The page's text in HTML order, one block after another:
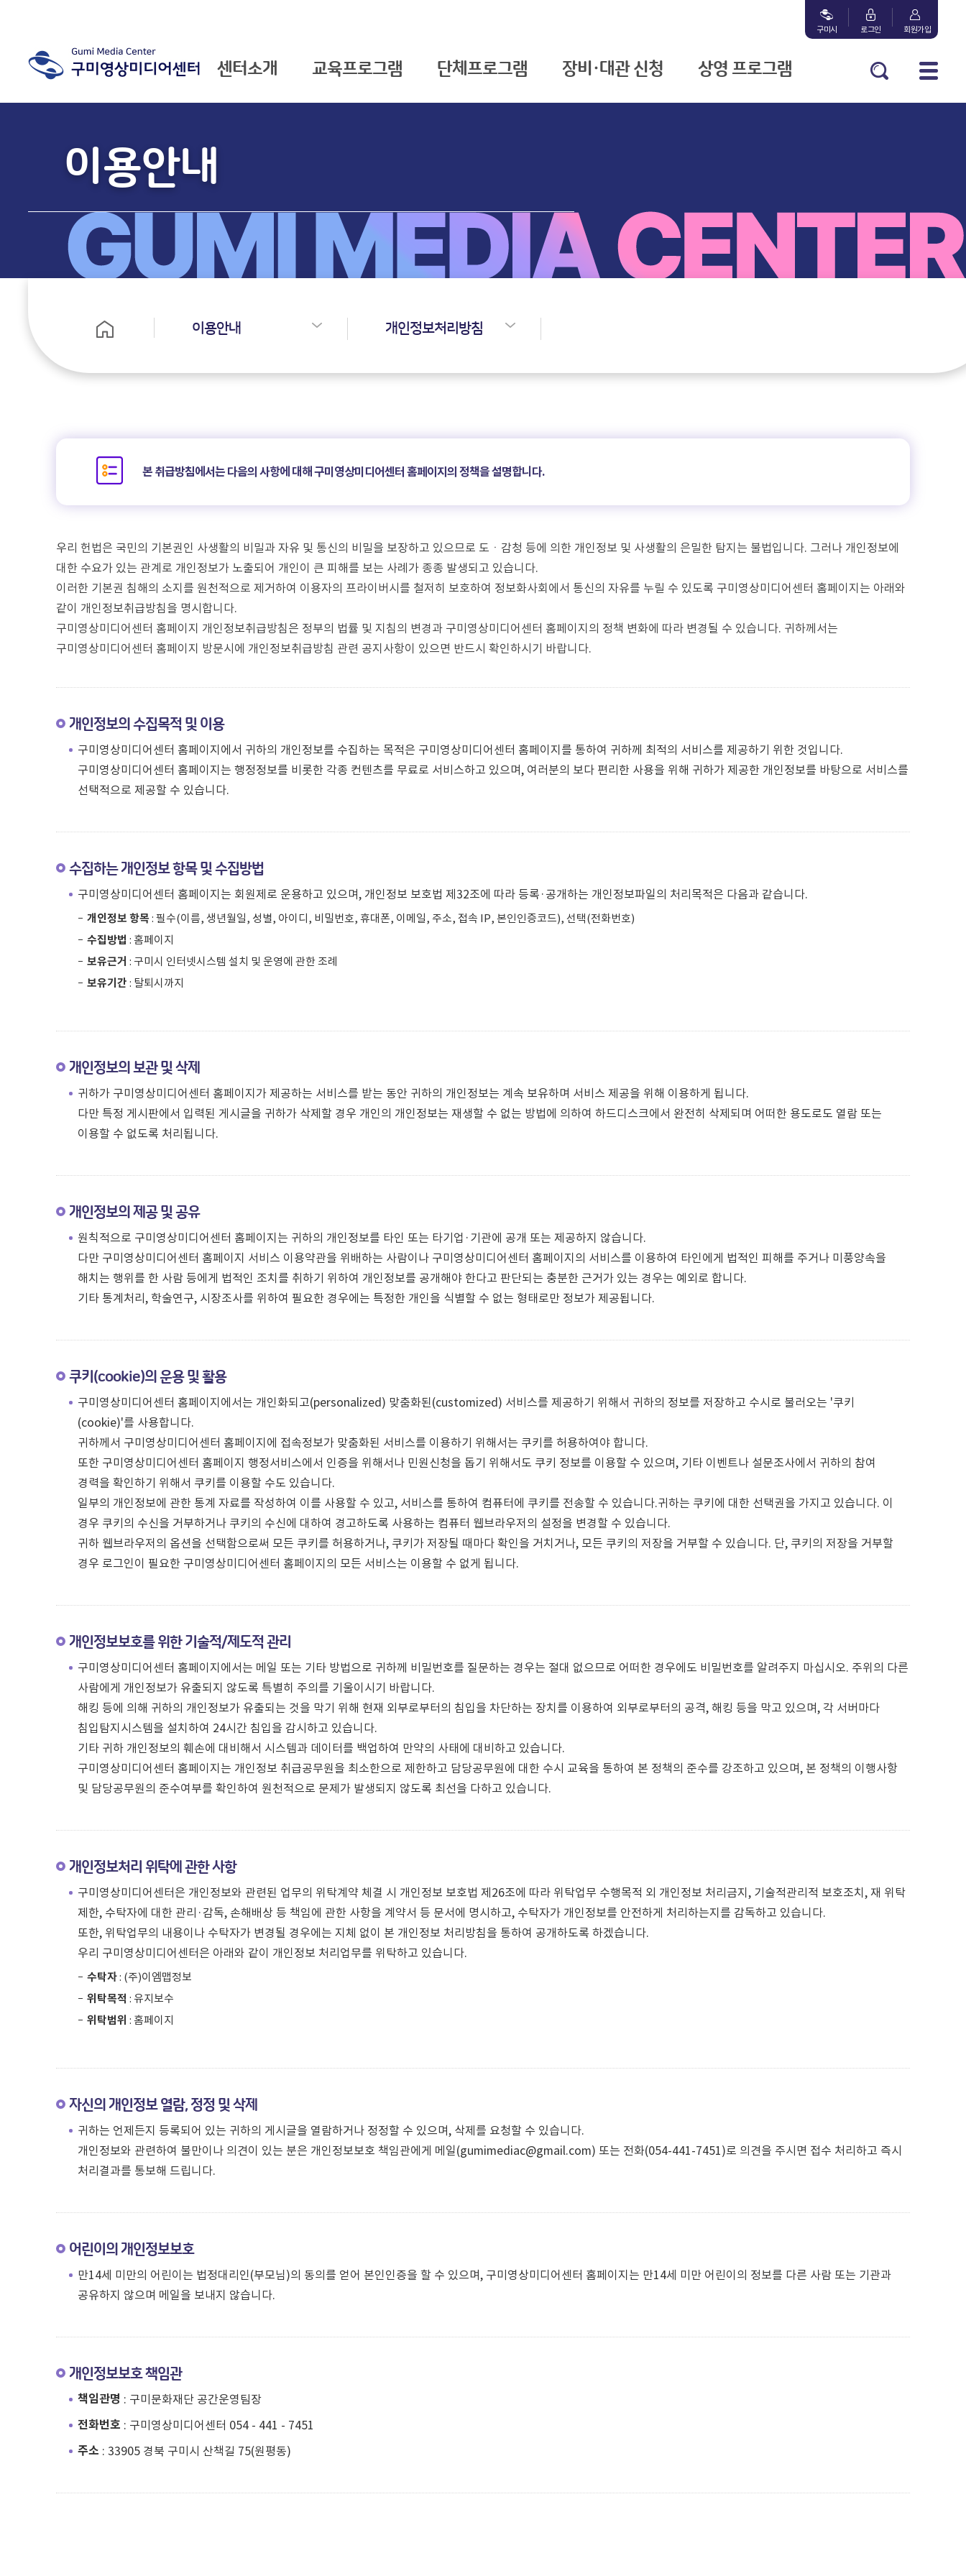
구미시 로그인 회원가입
센터소개 교육프로그램 단체프로그램 장비·대관 신청 상영 프로그램
이용안내
이용안내 개인정보처리방침
본 취급방침에서는 다음의 사항에 대해 구미영상미디어센터 홈페이지의 정책을 설명합니다.
우리 헌법은 국민의 기본권인 사생활의 비밀과 자유 및 통신의 비밀을 보장하고 있으므로 도ㆍ감청 등에 의한 개인정보 및 사생활의 은밀한 탐지는 불법입니다. 그러나 개인정보에
대한 수요가 있는 관계로 개인정보가 노출되어 개인이 큰 피해를 보는 사례가 종종 발생되고 있습니다.
이러한 기본권 침해의 소지를 원천적으로 제거하여 이용자의 프라이버시를 철저히 보호하여 정보화사회에서 통신의 자유를 누릴 수 있도록 구미영상미디어센터 홈페이지는 아래와
같이 개인정보취급방침을 명시합니다.
구미영상미디어센터 홈페이지 개인정보취급방침은 정부의 법률 및 지침의 변경과 구미영상미디어센터 홈페이지의 정책 변화에 따라 변경될 수 있습니다. 귀하께서는
구미영상미디어센터 홈페이지 방문시에 개인정보취급방침 관련 공지사항이 있으면 반드시 확인하시기 바랍니다.
개인정보의 수집목적 및 이용
구미영상미디어센터 홈페이지에서 귀하의 개인정보를 수집하는 목적은 구미영상미디어센터 홈페이지를 통하여 귀하께 최적의 서비스를 제공하기 위한 것입니다.
구미영상미디어센터 홈페이지는 행정정보를 비롯한 각종 컨텐츠를 무료로 서비스하고 있으며, 여러분의 보다 편리한 사용을 위해 귀하가 제공한 개인정보를 바탕으로 서비스를
선택적으로 제공할 수 있습니다.
수집하는 개인정보 항목 및 수집방법
구미영상미디어센터 홈페이지는 회원제로 운용하고 있으며, 개인정보 보호법 제32조에 따라 등록·공개하는 개인정보파일의 처리목적은 다음과 같습니다.
개인정보 항목: 필수(이름, 생년월일, 성별, 아이디, 비밀번호, 휴대폰, 이메일, 주소, 접속 IP, 본인인증코드), 선택(전화번호)
수집방법 : 홈페이지
보유근거 : 구미시 인터넷시스템 설치 및 운영에 관한 조례
보유기간 : 탈퇴시까지
개인정보의 보관 및 삭제
귀하가 구미영상미디어센터 홈페이지가 제공하는 서비스를 받는 동안 귀하의 개인정보는 계속 보유하며 서비스 제공을 위해 이용하게 됩니다.
다만 특정 게시판에서 입력된 게시글을 귀하가 삭제할 경우 개인의 개인정보는 재생할 수 없는 방법에 의하여 하드디스크에서 완전히 삭제되며 어떠한 용도로도 열람 또는
이용할 수 없도록 처리됩니다.
개인정보의 제공 및 공유
원칙적으로 구미영상미디어센터 홈페이지는 귀하의 개인정보를 타인 또는 타기업·기관에 공개 또는 제공하지 않습니다.
다만 구미영상미디어센터 홈페이지 서비스 이용약관을 위배하는 사람이나 구미영상미디어센터 홈페이지의 서비스를 이용하여 타인에게 법적인 피해를 주거나 미풍양속을
해치는 행위를 한 사람 등에게 법적인 조치를 취하기 위하여 개인정보를 공개해야 한다고 판단되는 충분한 근거가 있는 경우는 예외로 합니다.
기타 통계처리, 학술연구, 시장조사를 위하여 필요한 경우에는 특정한 개인을 식별할 수 없는 형태로만 정보가 제공됩니다.
쿠키(cookie)의 운용 및 활용
구미영상미디어센터 홈페이지에서는 개인화되고(personalized) 맞춤화된(customized) 서비스를 제공하기 위해서 귀하의 정보를 저장하고 수시로 불러오는 '쿠키
(cookie)'를 사용합니다.
귀하께서 구미영상미디어센터 홈페이지에 접속정보가 맞춤화된 서비스를 이용하기 위해서는 쿠키를 허용하여야 합니다.
또한 구미영상미디어센터 홈페이지 행정서비스에서 인증을 위해서나 민원신청을 돕기 위해서도 쿠키 정보를 이용할 수 있으며, 기타 이벤트나 설문조사에서 귀하의 참여
경력을 확인하기 위해서 쿠키를 이용할 수도 있습니다.
일부의 개인정보에 관한 통계 자료를 작성하여 이를 사용할 수 있고, 서비스를 통하여 컴퓨터에 쿠키를 전송할 수 있습니다.귀하는 쿠키에 대한 선택권을 가지고 있습니다. 이
경우 쿠키의 수신을 거부하거나 쿠키의 수신에 대하여 경고하도록 사용하는 컴퓨터 웹브라우저의 설정을 변경할 수 있습니다.
귀하 웹브라우저의 옵션을 선택함으로써 모든 쿠키를 허용하거나, 쿠키가 저장될 때마다 확인을 거치거나, 모든 쿠키의 저장을 거부할 수 있습니다. 단, 쿠키의 저장을 거부할
경우 로그인이 필요한 구미영상미디어센터 홈페이지의 모든 서비스는 이용할 수 없게 됩니다.
개인정보보호를 위한 기술적/제도적 관리
구미영상미디어센터 홈페이지에서는 메일 또는 기타 방법으로 귀하께 비밀번호를 질문하는 경우는 절대 없으므로 어떠한 경우에도 비밀번호를 알려주지 마십시오. 주위의 다른
사람에게 개인정보가 유출되지 않도록 특별히 주의를 기울이시기 바랍니다.
해킹 등에 의해 귀하의 개인정보가 유출되는 것을 막기 위해 현재 외부로부터의 침입을 차단하는 장치를 이용하여 외부로부터의 공격, 해킹 등을 막고 있으며, 각 서버마다
침입탐지시스템을 설치하여 24시간 침입을 감시하고 있습니다.
기타 귀하 개인정보의 훼손에 대비해서 시스템과 데이터를 백업하여 만약의 사태에 대비하고 있습니다.
구미영상미디어센터 홈페이지는 개인정보 취급공무원을 최소한으로 제한하고 담당공무원에 대한 수시 교육을 통하여 본 정책의 준수를 강조하고 있으며, 본 정책의 이행사항
및 담당공무원의 준수여부를 확인하여 원천적으로 문제가 발생되지 않도록 최선을 다하고 있습니다.
개인정보처리 위탁에 관한 사항
구미영상미디어센터은 개인정보와 관련된 업무의 위탁계약 체결 시 개인정보 보호법 제26조에 따라 위탁업무 수행목적 외 개인정보 처리금지, 기술적관리적 보호조치, 재 위탁
제한, 수탁자에 대한 관리·감독, 손해배상 등 책임에 관한 사항을 계약서 등 문서에 명시하고, 수탁자가 개인정보를 안전하게 처리하는지를 감독하고 있습니다.
또한, 위탁업무의 내용이나 수탁자가 변경될 경우에는 지체 없이 본 개인정보 처리방침을 통하여 공개하도록 하겠습니다.
우리 구미영상미디어센터은 아래와 같이 개인정보 처리업무를 위탁하고 있습니다.
수탁자: (주)이엠맵정보
위탁목적 : 유지보수
위탁범위 : 홈페이지
자신의 개인정보 열람, 정정 및 삭제
귀하는 언제든지 등록되어 있는 귀하의 게시글을 열람하거나 정정할 수 있으며, 삭제를 요청할 수 있습니다.
개인정보와 관련하여 불만이나 의견이 있는 분은 개인정보보호 책임관에게 메일(gumimediac@gmail.com) 또는 전화(054-441-7451)로 의견을 주시면 접수 처리하고 즉시
처리결과를 통보해 드립니다.
어린이의 개인정보보호
만14세 미만의 어린이는 법정대리인(부모님)의 동의를 얻어 본인인증을 할 수 있으며, 구미영상미디어센터 홈페이지는 만14세 미만 어린이의 정보를 다른 사람 또는 기관과
공유하지 않으며 메일을 보내지 않습니다.
개인정보보호 책임관
책임관명 : 구미문화재단 공간운영팀장
전화번호 : 구미영상미디어센터 054 - 441 - 7451
주소 : 33905 경북 구미시 산책길 75(원평동)